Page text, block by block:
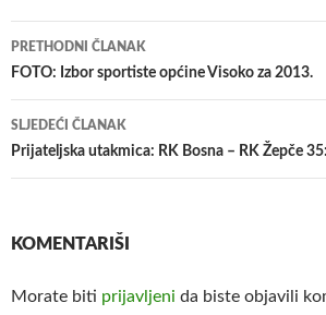
Navigacija
članaka
PRETHODNI ČLANAK
FOTO: Izbor sportiste općine Visoko za 2013.
SLJEDEĆI ČLANAK
Prijateljska utakmica: RK Bosna – RK Žepče
KOMENTARIŠI
Morate biti prijavljeni da biste objavili